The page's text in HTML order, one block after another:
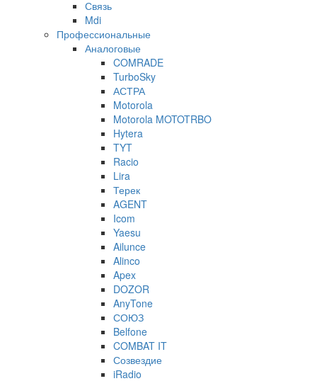
Связь
Mdi
Профессиональные
Аналоговые
COMRADE
TurboSky
АСТРА
Motorola
Motorola MOTOTRBO
Hytera
TYT
Racio
Lira
Терек
AGENT
Icom
Yaesu
Ailunce
Alinco
Apex
DOZOR
AnyTone
СОЮЗ
Belfone
COMBAT IT
Созвездие
iRadio